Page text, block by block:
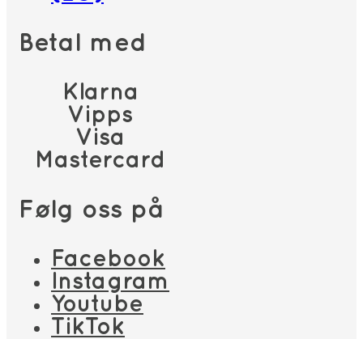
Betal med
Klarna
Vipps
Visa
Mastercard
Følg oss på
Facebook
Instagram
Youtube
TikTok